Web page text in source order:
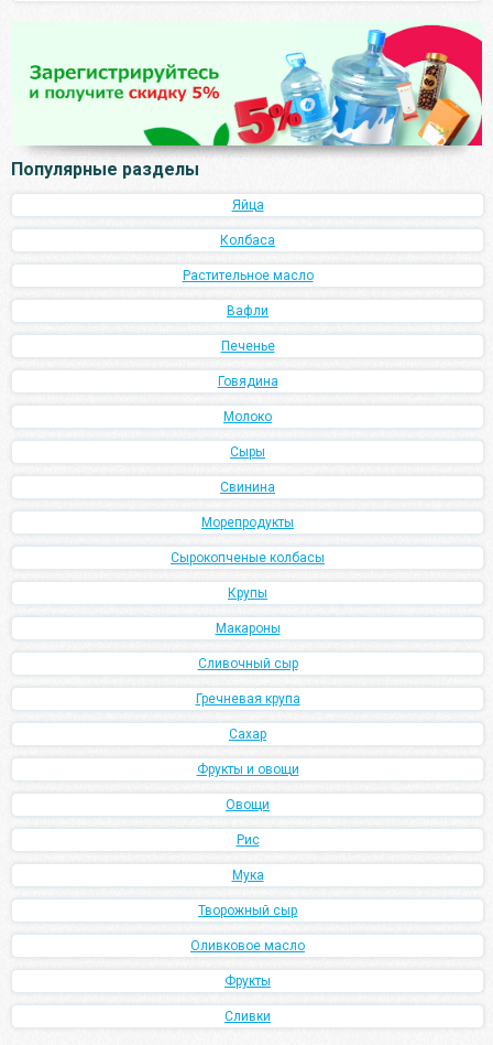
Популярные разделы
Яйца
Колбаса
Растительное масло
Вафли
Печенье
Говядина
Молоко
Сыры
Свинина
Морепродукты
Сырокопченые колбасы
Крупы
Макароны
Сливочный сыр
Гречневая крупа
Сахар
Фрукты и овощи
Овощи
Рис
Мука
Творожный сыр
Оливковое масло
Фрукты
Сливки